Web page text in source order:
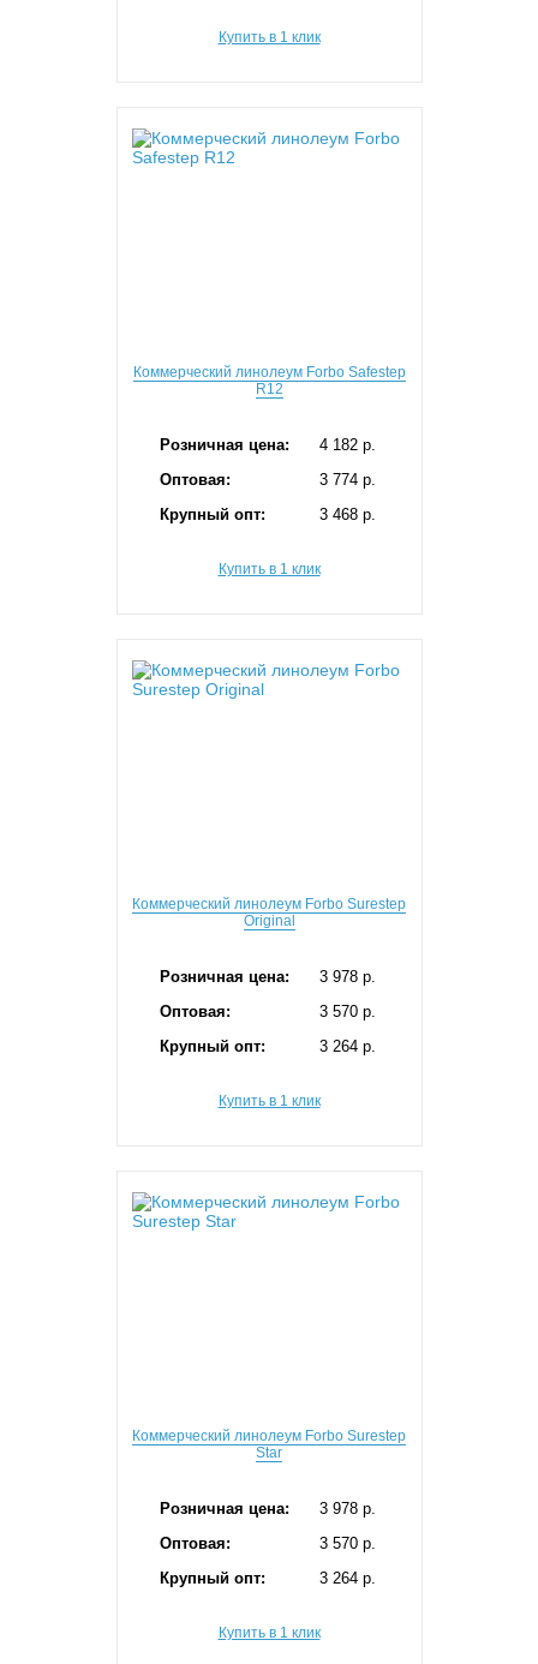
Купить в 1 клик
Коммерческий линолеум Forbo Safestep
R12
Розничная цена:
4 182 p.
Оптовая:
3 774 p.
Крупный опт:
3 468 p.
Купить в 1 клик
Коммерческий линолеум Forbo Surestep
Original
Розничная цена:
3 978 p.
Оптовая:
3 570 p.
Крупный опт:
3 264 p.
Купить в 1 клик
Коммерческий линолеум Forbo Surestep
Star
Розничная цена:
3 978 p.
Оптовая:
3 570 p.
Крупный опт:
3 264 p.
Купить в 1 клик